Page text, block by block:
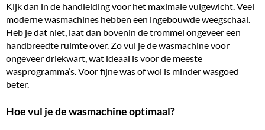
Kijk dan in de handleiding voor het maximalevulgewicht. Veel
moderne wasmachines hebben een ingebouwde weegschaal.
Heb je dat niet, laat dan bovenin de trommel ongeveer een
handbreedte ruimte over. Zo vul je de wasmachine voor
ongeveer driekwart, wat ideaal is voor de meeste
wasprogramma’s. Voor fijne was of wol is minder wasgoed
beter.
Hoe vul je de wasmachine optimaal?